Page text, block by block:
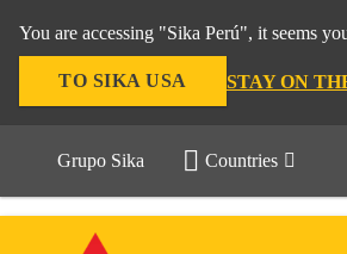
You are accessing "Sika Perú", it seems
TO SIKA USA STAY ON
Grupo Sika Countries